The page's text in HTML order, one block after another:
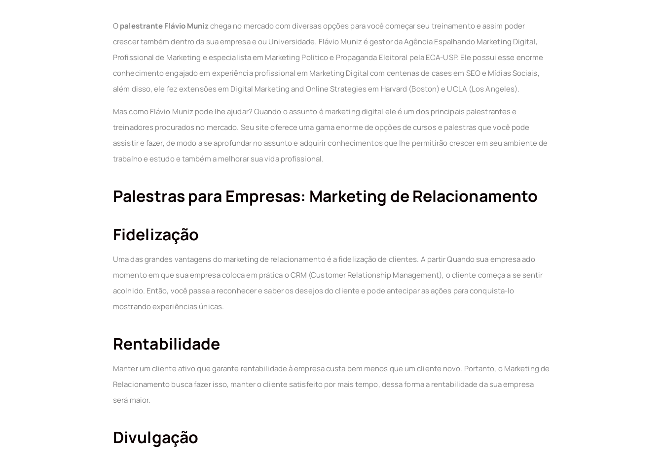
Opalestrante Flávio Munizchega no mercado com diversas opções para você começar seu treinamento e assim poder
crescer também dentro da sua empresa e ou Universidade. Flávio Muniz é gestor da Agência Espalhando Marketing Digital,
Profissional de Marketing e especialista em Marketing Político e Propaganda Eleitoral pela ECA-USP. Ele possui esse enorme
conhecimento engajado em experiência profissional em Marketing Digital com centenas de cases em SEO e Mídias Sociais,
além disso, ele fez extensões em Digital Marketing and Online Strategies em Harvard (Boston) e UCLA (Los Angeles).
Mas como Flávio Muniz pode lhe ajudar? Quando o assunto é marketing digital ele é um dos principais palestrantes e
treinadores procurados no mercado. Seu site oferece uma gama enorme de opções de cursos e palestras que você pode
assistir e fazer, de modo a se aprofundar no assunto e adquirir conhecimentos que lhe permitirão crescer em seu ambiente de
trabalho e estudo e também a melhorar sua vida profissional.
Palestras para Empresas: Marketing de Relacionamento
Fidelização
Uma das grandes vantagens do marketing de relacionamento é a fidelização de clientes. A partir Quando sua empresa ado
momento em que sua empresa coloca em prática o CRM (Customer Relationship Management), o cliente começa a se sentir
acolhido. Então, você passa a reconhecer e saber os desejos do cliente e pode antecipar as ações para conquista-lo
mostrando experiências únicas.
Rentabilidade
Manter um cliente ativo que garante rentabilidade à empresa custa bem menos que um cliente novo. Portanto, o Marketing de
Relacionamento busca fazer isso, manter o cliente satisfeito por mais tempo, dessa forma a rentabilidade da sua empresa
será maior.
Divulgação